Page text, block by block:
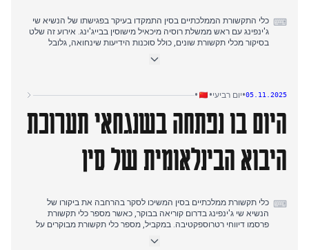
⌨ כלי התקשורת הממלכתיים בסין התמקדו בעיקר בפגישתו של הנשיא שי
ג'ינפינג עם ראש ממשלת רוסיה מיכאיל מישוסין בבייג'ינג. אירוע זה שלט
בסיקור מכלי תקשורת שונים, כולל סוכנות הידיעות שינחואה, גלובל
מהלך שמוסגר כחלק מאסטרטגיית הפתיחה שלה. בנפרד, 'הונג קונג פרי
פרס' סיקרו נושאים מקומיים, כולל קנסות על מבנים בלתי חוקיים בבתי
אש פוטנציאלית בין ארה"ב לסין בעקבות שיחות בין הנשיאים, אם כי זה
זכה לפחות בולטות בתקשורת הממלכתית.
05.11.2025
•יום רביעי•
•
היום בו נפתחה בשנגחאי תערוכת
היבוא הבינלאומית של סין
⌨ כלי תקשורת ממלכתיים בסין המשיכו לסקר בהרחבה את ביקורו של
הנשיא שי ג'ינפינג בדרום קוריאה בבוקר, כאשר מספר כלי תקשורת
פרסמו דיווחי רטרוספקטיבה. במקביל, מספר כלי תקשורת מבוקרים על
לנשיא פיג'י. ככל שהיום התקדם, המוקד עבר לתערוכת הייבוא